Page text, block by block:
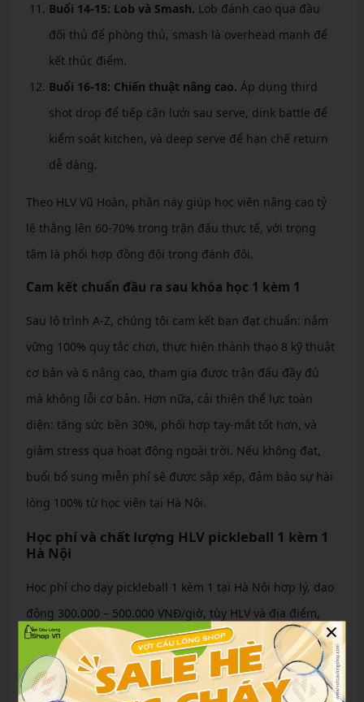
Buổi 14-15: Lob và Smash. Lob đánh cao qua đầu
đối thủ để phòng thủ, smash là overhead mạnh để
kết thúc điểm.
Buổi 16-18: Chiến thuật nâng cao. Áp dụng third
shot drop để tiếp cận lưới sau serve, dink battle để
kiểm soát kitchen, và deep serve để hạn chế return
dễ dàng.
Theo HLV Vũ Hoàn, phần này giúp học viên nâng cao tỷ
lệ thắng lên 60-70% trong trận đấu thực tế, với trọng
tâm là phối hợp đồng đội trong đánh đôi.
Cam kết chuẩn đầu ra sau khóa học 1 kèm 1
Sau lộ trình A-Z, chúng tôi cam kết bạn đạt chuẩn: nắm
vững 100% quy tắc chơi, thực hiện thành thạo 8 kỹ thuật
cơ bản và 6 nâng cao, tham gia được trận đấu đầy đủ
mà không lỗi cơ bản. Hơn nữa, cải thiện thể lực toàn
diện: tăng sức bền 30%, phối hợp tay-mắt tốt hơn, và
giảm stress qua hoạt động ngoài trời. Nếu không đạt,
buổi bổ sung miễn phí sẽ được sắp xếp, đảm bảo sự hài
lòng 100% từ học viên tại Hà Nội.
Học phí và chất lượng HLV pickleball 1 kèm 1
Hà Nội
Học phí cho dạy pickleball 1 kèm 1 tại Hà Nội hợp lý, dao
động 300.000 – 500.000 VNĐ/giờ, tùy HLV và địa điểm,
kèm ưu đãi cho gói dài hạn. Chất lượng HLV là yếu tố
then chốt, với đội ngũ được chứng nhận quốc tế, đảm
bảo hướng dẫn chuyên sâu.
×